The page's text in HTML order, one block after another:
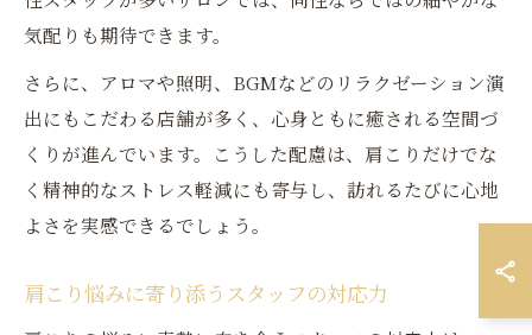
気配りも期待できます。
さらに、アロマや照明、BGMなどのリラクゼーション演
出にもこだわる店舗が多く、心身ともに癒される空間づ
くりが進んでいます。こうした配慮は、肩こりだけでな
く精神的なストレス軽減にも寄与し、訪れるたびに心地
よさを実感できるでしょう。
肩こり悩みに寄り添うスタッフの対応力